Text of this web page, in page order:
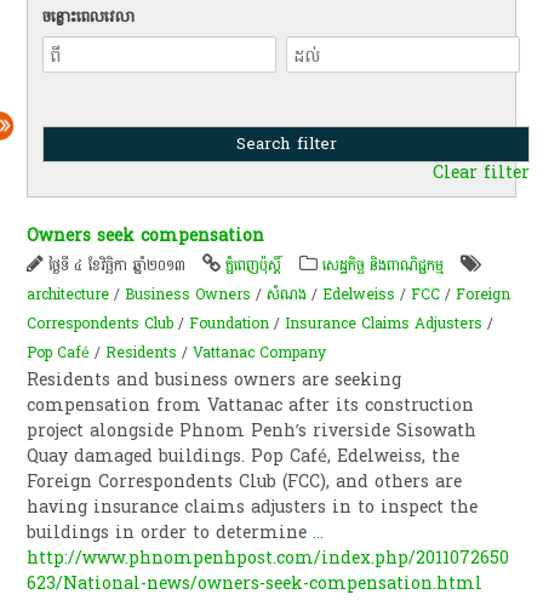
ចន្លោះពេលវេលា
Clear filter
Owners seek compensation
ថ្ងៃទី ៤ ខែវិច្ឆិកា ឆ្នាំ២០១៣ ភ្នំពេញប៉ុស្តិ៍
សេដ្ឋកិច្ច និងពាណិជ្ជកម្ម
architecture /Business Owners /សំណង /Edelweiss /FCC /Foreign
Correspondents Club /Foundation /Insurance Claims Adjusters /
Pop Café /Residents /Vattanac Company
Residents and business owners are seeking
compensation from Vattanac after its construction
project alongside Phnom Penh’s riverside Sisowath
Quay damaged buildings. Pop Café, Edelweiss, the
Foreign Correspondents Club (FCC), and others are
having insurance claims adjusters in to inspect the
buildings in order to determine...
http://www.phnompenhpost.com/index.php/2011072650
623/National-news/owners-seek-compensation.html